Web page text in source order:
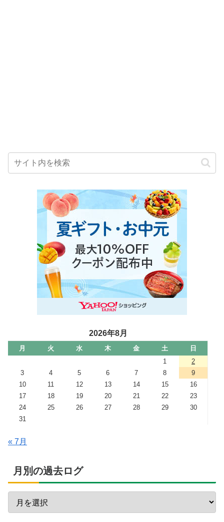
2026年8月
月 火 水 木 金 土
日
1
2
3
4 5 6 7 8
9
10
11 12 13 14 15
16
17
18 19 20 21 22
23
24
25 26 27 28 29
30
31
« 7月
月別の過去ログ